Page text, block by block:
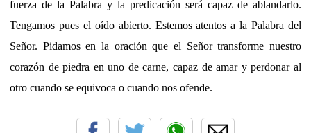
fuerza de la Palabra y la predicación será capaz de ablandarlo.
Tengamos pues el oído abierto. Estemos atentos a la Palabra del
Señor. Pidamos en la oración que el Señor transforme nuestro
corazón de piedra en uno de carne, capaz de amar y perdonar al
otro cuando se equivoca o cuando nos ofende.